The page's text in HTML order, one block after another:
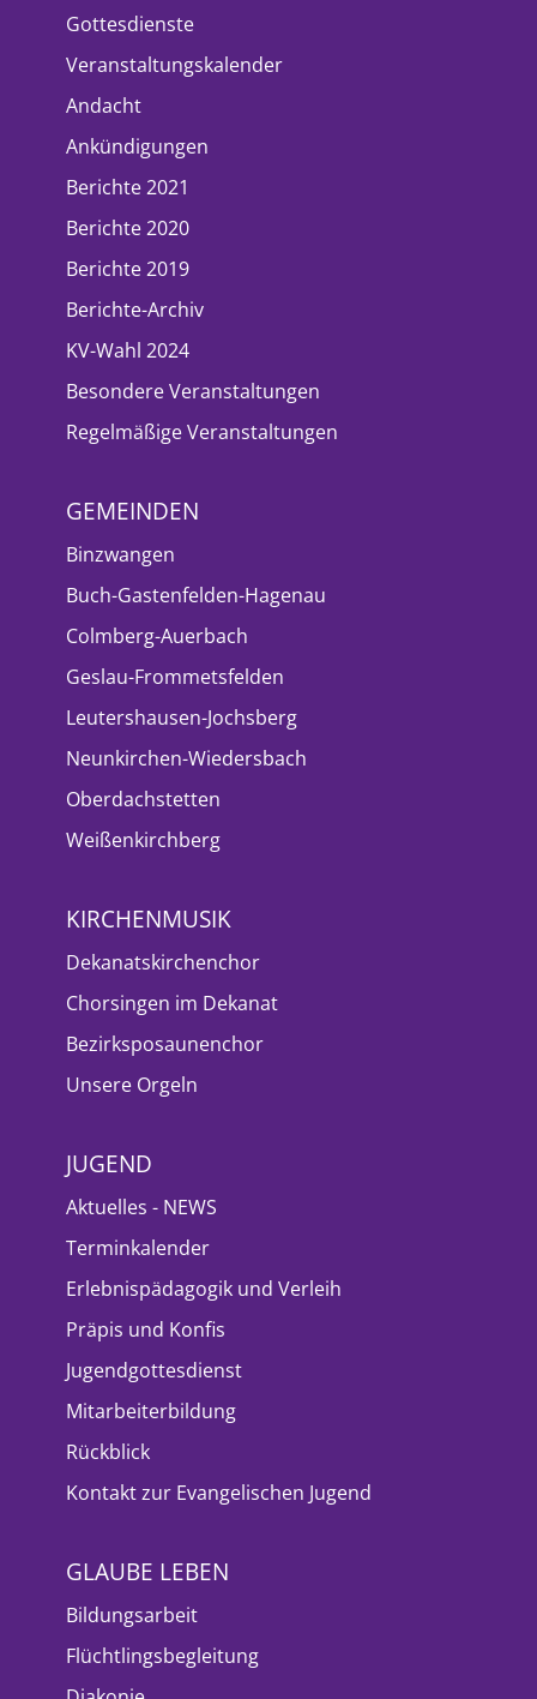
Gottesdienste
Veranstaltungskalender
Andacht
Ankündigungen
Berichte 2021
Berichte 2020
Berichte 2019
Berichte-Archiv
KV-Wahl 2024
Besondere Veranstaltungen
Regelmäßige Veranstaltungen
GEMEINDEN
Binzwangen
Buch-Gastenfelden-Hagenau
Colmberg-Auerbach
Geslau-Frommetsfelden
Leutershausen-Jochsberg
Neunkirchen-Wiedersbach
Oberdachstetten
Weißenkirchberg
KIRCHENMUSIK
Dekanatskirchenchor
Chorsingen im Dekanat
Bezirksposaunenchor
Unsere Orgeln
JUGEND
Aktuelles - NEWS
Terminkalender
Erlebnispädagogik und Verleih
Präpis und Konfis
Jugendgottesdienst
Mitarbeiterbildung
Rückblick
Kontakt zur Evangelischen Jugend
GLAUBE LEBEN
Bildungsarbeit
Flüchtlingsbegleitung